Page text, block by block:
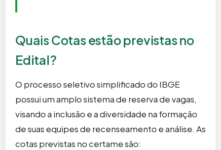
Quais Cotas estão previstas no
Edital?
O processo seletivo simplificado do IBGE
possui um amplo sistema de reserva de vagas,
visando a inclusão e a diversidade na formação
de suas equipes de recenseamento e análise. As
cotas previstas no certame são: